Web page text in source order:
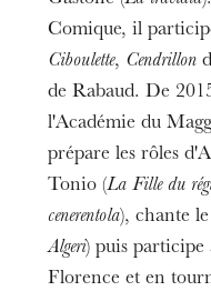
Comique, il
Ciboulette, Cendrillon
de Rabaud. De
l'Académie du
prépare les rôles
Tonio (La Fille du
cenerentola), chante
Algeri) puis
Florence et en